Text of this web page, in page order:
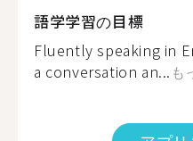
語学学習の目標
Fluently speaking in
a conversation an... も